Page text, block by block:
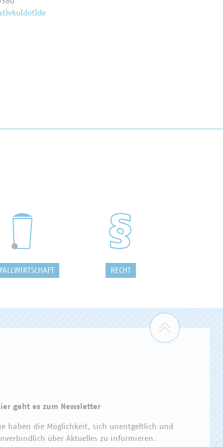
RECHT
Zum
geht es zum Newsletter
haben die Möglichkeit, sich unentgeltlich und
über Aktuelles zu informieren.